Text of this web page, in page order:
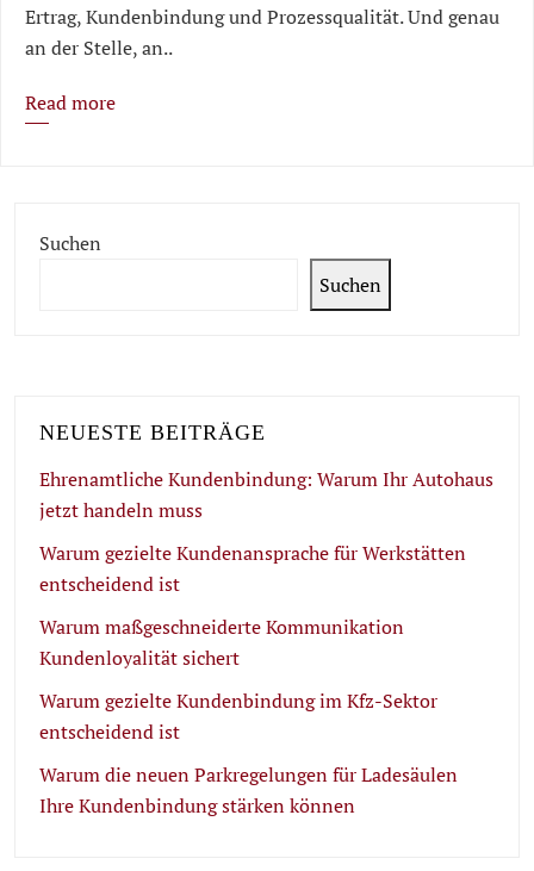
Ertrag, Kundenbindung und Prozessqualität. Und genau
an der Stelle, an..
Read more
Suchen
Suchen
NEUESTE BEITRÄGE
Ehrenamtliche Kundenbindung: Warum Ihr Autohaus
jetzt handeln muss
Warum gezielte Kundenansprache für Werkstätten
entscheidend ist
Warum maßgeschneiderte Kommunikation
Kundenloyalität sichert
Warum gezielte Kundenbindung im Kfz-Sektor
entscheidend ist
Warum die neuen Parkregelungen für Ladesäulen
Ihre Kundenbindung stärken können